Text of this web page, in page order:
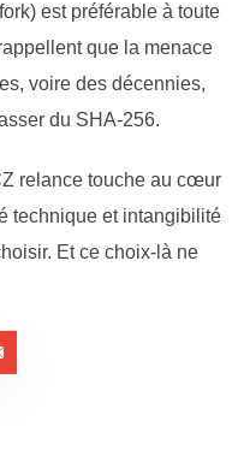
est préférable à toute
que la menace
voire des décennies,
du SHA-256.
relance touche au cœur
technique et intangibilité
Et ce choix-là ne